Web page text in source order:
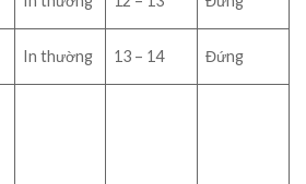
In thường 13 – 14 Đứng